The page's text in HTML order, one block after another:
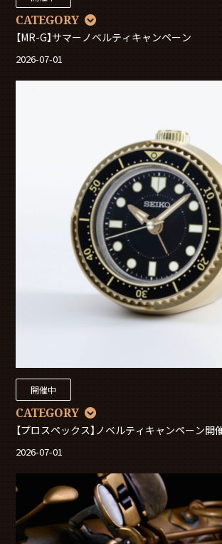
CATEGORY
【MR-G】サマーノベルティキャンペーン
2026-07-01
開催中
CATEGORY
【プロスペックス】ノベルティキャンペーン開
2026-07-01